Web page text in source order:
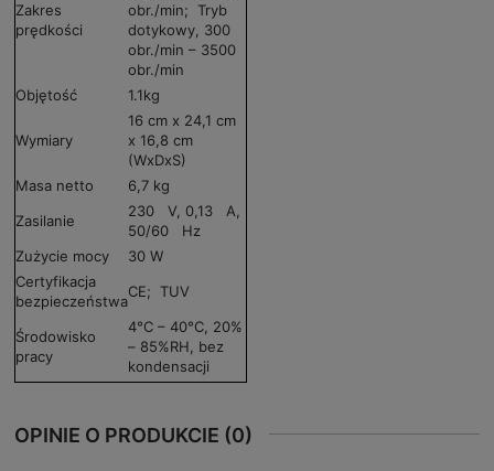
Zakres
prędkości
obr./min; Tryb
dotykowy, 300
obr./min – 3500
obr./min
Objętość
1.1kg
Wymiary
16 cm x 24,1 cm
x 16,8 cm
(WxDxS)
Masa netto
6,7 kg
Zasilanie
230 V, 0,13 A,
50/60 Hz
Zużycie mocy
30 W
Certyfikacja
bezpieczeństwa
CE; TUV
Środowisko
pracy
4°C – 40°C, 20%
– 85%RH, bez
kondensacji
OPINIE O PRODUKCIE (0)